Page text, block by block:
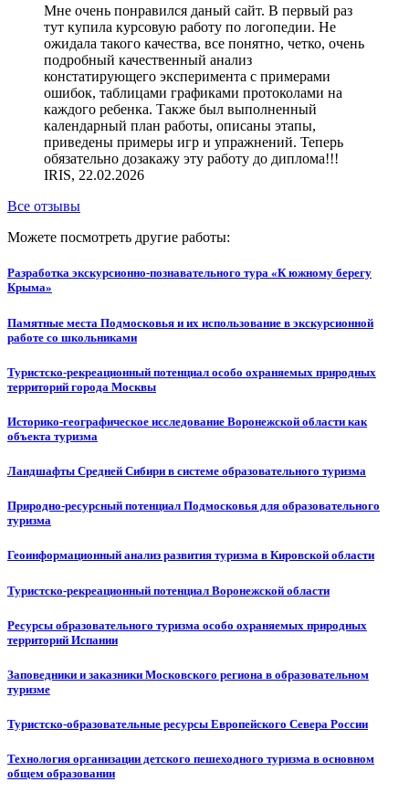
Мне очень понравился даный сайт. В первый раз
тут купила курсовую работу по логопедии. Не
ожидала такого качества, все понятно, четко, очень
подробный качественный анализ
констатирующего эксперимента с примерами
ошибок, таблицами графиками протоколами на
каждого ребенка. Также был выполненный
календарный план работы, описаны этапы,
приведены примеры игр и упражнений. Теперь
обязательно дозакажу эту работу до диплома!!!
IRIS, 22.02.2026
Все отзывы
Можете посмотреть другие работы:
Разработка экскурсионно-познавательного тура «К южному берегу
Крыма»
Памятные места Подмосковья и их использование в экскурсионной
работе со школьниками
Туристско-рекреационный потенциал особо охраняемых природных
территорий города Москвы
Историко-географическое исследование Воронежской области как
объекта туризма
Ландшафты Средней Сибири в системе образовательного туризма
Природно-ресурсный потенциал Подмосковья для образовательного
туризма
Геоинформационный анализ развития туризма в Кировской области
Туристско-рекреационный потенциал Воронежской области
Ресурсы образовательного туризма особо охраняемых природных
территорий Испании
Заповедники и заказники Московского региона в образовательном
туризме
Туристско-образовательные ресурсы Европейского Севера России
Технология организации детского пешеходного туризма в основном
общем образовании